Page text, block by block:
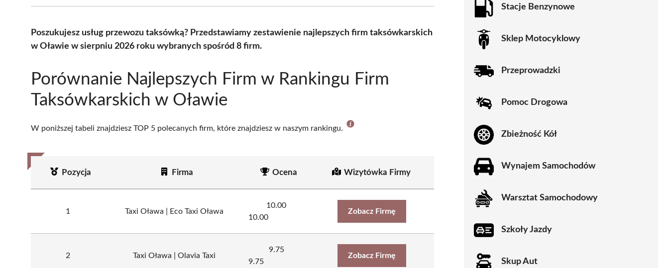
(Twitter)
Poszukujesz usług przewozu taksówką? Przedstawiamy zestawienie najlepszych firm taksówkarskich
w Oławie w sierpniu 2026 roku wybranych spośród 8 firm.
Porównanie Najlepszych Firm w Rankingu Firm
Taksówkarskich w Oławie
W poniższej tabeli znajdziesz TOP 5 polecanych firm, które znajdziesz w naszym rankingu.
Pozycja Firma Ocena Wizytówka Firmy
1 Taxi Oława | Eco Taxi Oława
10.00
10.00
Zobacz Firmę
2 Taxi Oława | Olavia Taxi
9.75
9.75
Zobacz Firmę
Stacje Benzynowe
Sklep Motocyklowy
Przeprowadzki
Pomoc Drogowa
Zbieżność Kół
Wynajem Samochodów
Warsztat Samochodowy
Szkoły Jazdy
Skup Aut